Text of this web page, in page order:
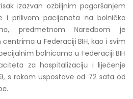
izazvan ozbiljnim pogoršanjem
i prilivom pacijenata na bolničko
predmetnom Naredbom je
u Federaciji BIH, kao i svim
bolnicama u Federaciji BIH
za hospitalizaciju i liječenje
s rokom uspostave od 72 sata od